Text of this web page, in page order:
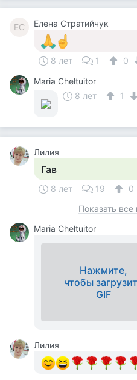
ЕС Елена Стратийчук
8 лет 1
0
Maria Cheltuitor
8 лет
1
Лилия
Гав
8 лет 19
0
Показать
Maria Cheltuitor
Нажмите,
чтобы
GIF
Лилия